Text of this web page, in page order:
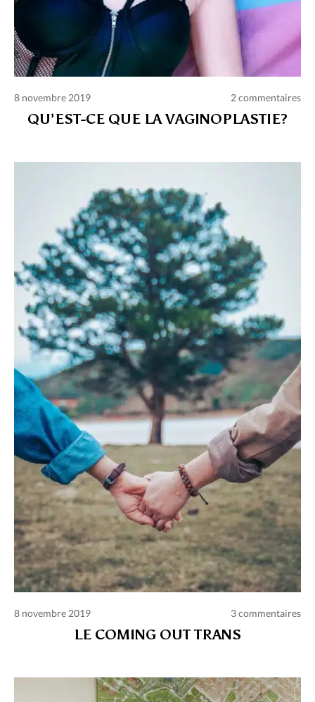
8 novembre 2019 2 commentaires
QU’EST-CE QUE LA VAGINOPLASTIE?
8 novembre 2019 3 commentaires
LE COMING OUT TRANS